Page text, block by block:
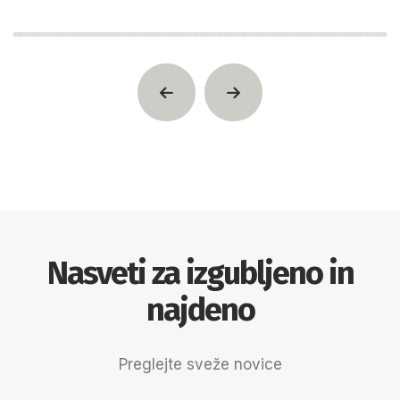
999
Nasveti za izgubljeno in
najdeno
Preglejte sveže novice